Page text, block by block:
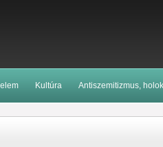
Kultúra Antiszemitizmus,